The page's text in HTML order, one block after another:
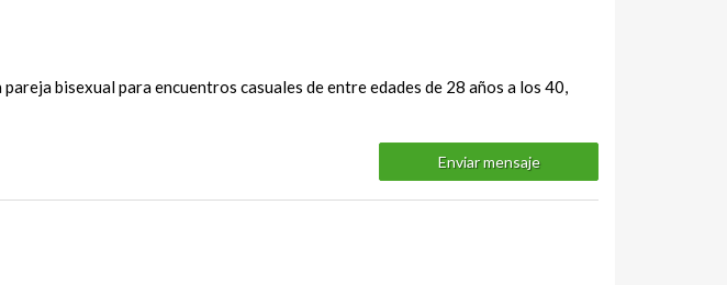
bisexual para encuentros casuales de entre edades de 28 años a los 40,
Enviar mensaje